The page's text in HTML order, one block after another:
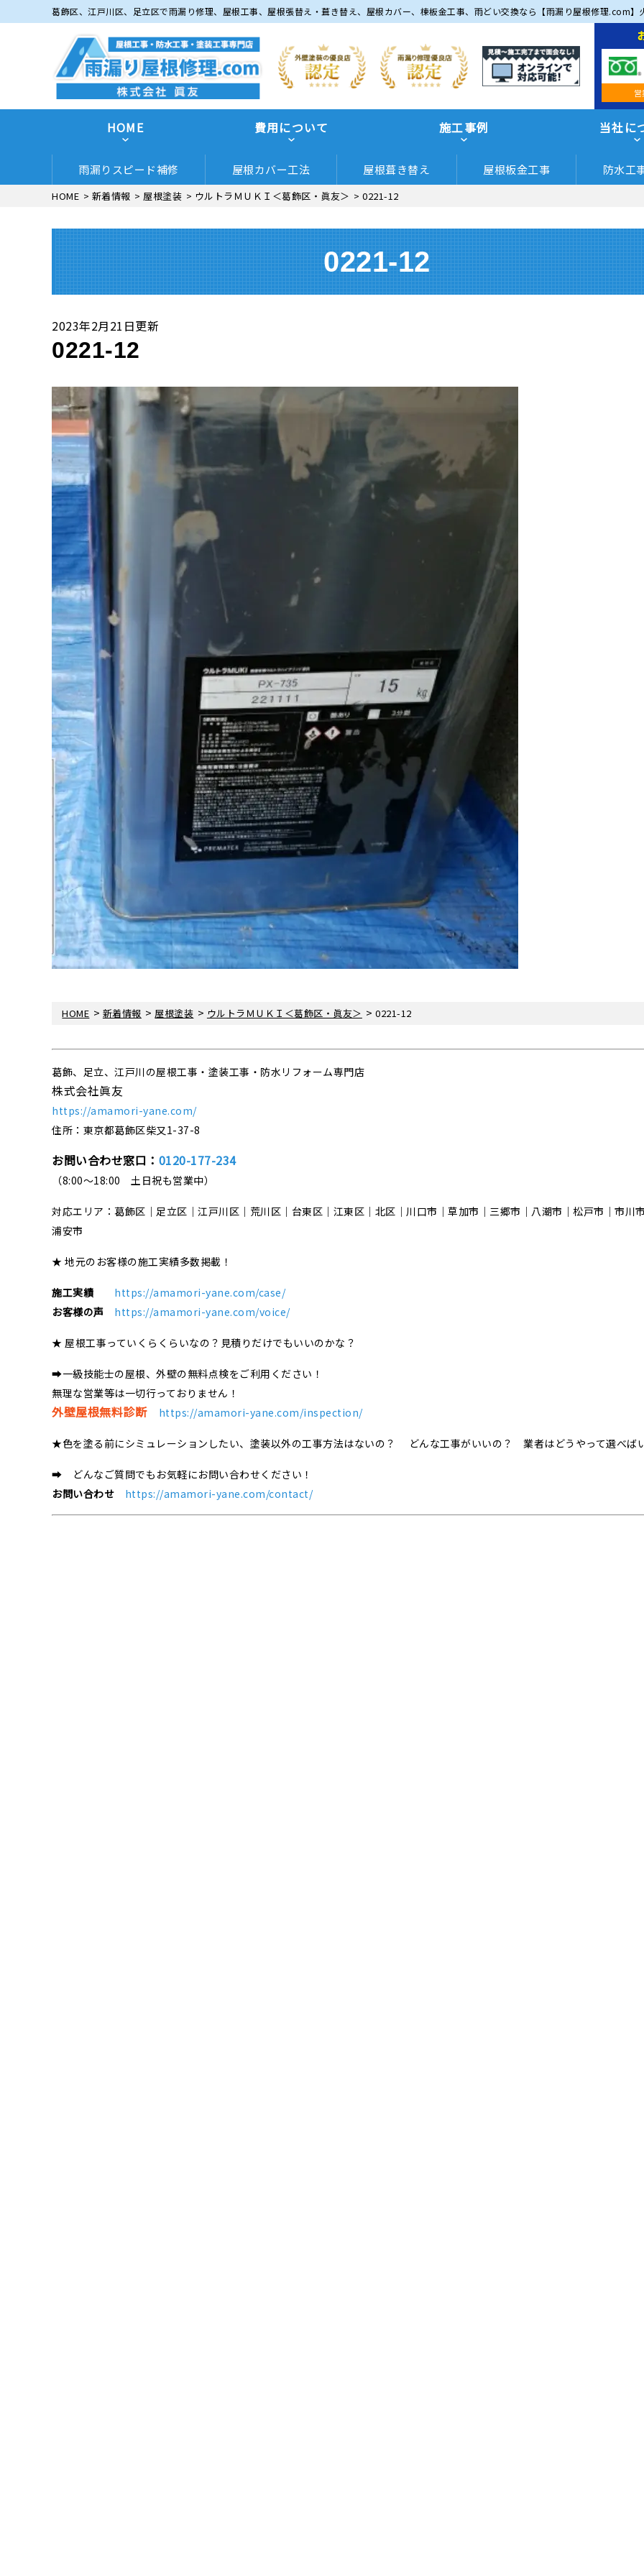
葛飾区、江戸川区、足立区で雨漏り修理、屋根工事、屋根張替え・葺き替え、屋根カバー、棟板金工事、雨どい交換なら【雨漏り屋根修理.com】
HOME 費用について 施工事例 当社に
雨漏りスピード補修 屋根カバー工法 屋根葺き替え 屋根板金工事 防水工
HOME > 新着情報 > 屋根塗装 > ウルトラＭＵＫＩ＜葛飾区・眞友＞ > 0221-12
0221-12
2023年2月21日更新
0221-12
HOME > 新着情報 > 屋根塗装 > ウルトラＭＵＫＩ＜葛飾区・眞友＞ >0221-12
葛飾、足立、江戸川の屋根工事・塗装工事・防水リフォーム専門店
株式会社眞友
https://amamori-yane.com/
住所：東京都葛飾区柴又1-37-8
お問い合わせ窓口： 0120-177-234
（8:00～18:00 土日祝も営業中）
対応エリア：葛飾区｜足立区｜江戸川区｜荒川区｜台東区｜江東区｜北区｜川口市｜草加市｜三郷市｜八潮市｜松⼾市｜市川
浦安市
★ 地元のお客様の施工実績多数掲載！
施工実績
https://amamori-yane.com/case/
お客様の声
https://amamori-yane.com/voice/
★ 屋根工事っていくらくらいなの？見積りだけでもいいのかな？
➡一級技能士の屋根、外壁の無料点検をご利用ください！
無理な営業等は一切行っておりません！
外壁屋根無料診断 https://amamori-yane.com/inspection/
★色を塗る前にシミュレーションしたい、塗装以外の工事方法はないの？ どんな工事がいいの？ 業者はどうやって選べば
➡ どんなご質問でもお気軽にお問い合わせください！
お問い合わせ
https://amamori-yane.com/contact/